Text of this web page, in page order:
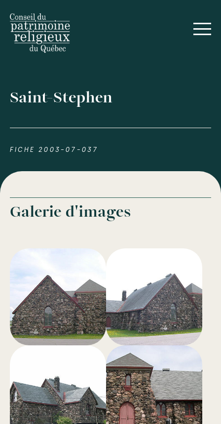
Saint-Stephen
FICHE 2003-07-037
Galerie d'images